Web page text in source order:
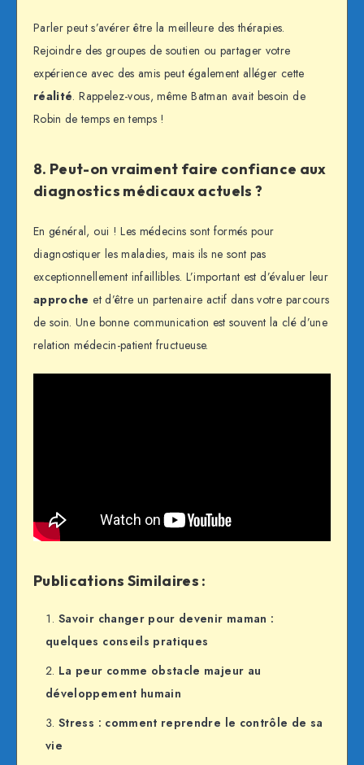
Parler peut s’avérer être la meilleure des thérapies.
Rejoindre des groupes de soutien ou partager votre
expérience avec des amis peut également alléger cette
réalité. Rappelez-vous, même Batman avait besoin de
Robin de temps en temps !
8. Peut-on vraiment faire confiance aux
diagnostics médicaux actuels ?
En général, oui ! Les médecins sont formés pour
diagnostiquer les maladies, mais ils ne sont pas
exceptionnellement infaillibles. L’important est d’évaluer leur
approche et d’être un partenaire actif dans votre parcours
de soin. Une bonne communication est souvent la clé d’une
relation médecin-patient fructueuse.
Publications Similaires :
Savoir changer pour devenir maman :
quelques conseils pratiques
La peur comme obstacle majeur au
développement humain
Stress : comment reprendre le contrôle de sa
vie